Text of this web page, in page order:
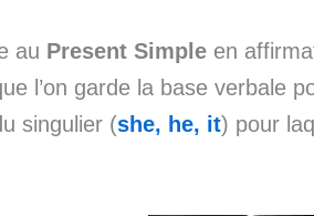
au Present Simple en
l’on garde la base verbale
singulier (she, he, it) pour